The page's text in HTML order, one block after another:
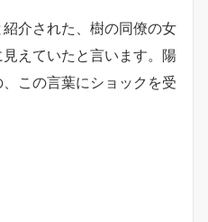
介された、樹の同僚の女
えていたと言います。陽
この言葉にショックを受